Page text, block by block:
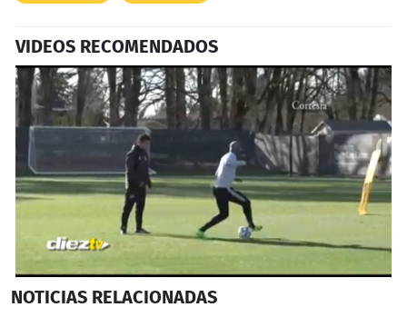
VIDEOS RECOMENDADOS
seconds
NOTICIAS RELACIONADAS